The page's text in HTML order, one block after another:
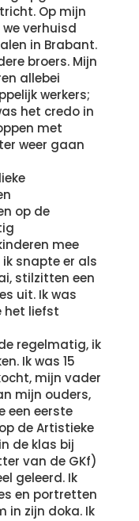
Op mijn
verhuisd
in Brabant.
broers. Mijn
allebei
werkers;
het credo in
met
weer gaan
op de
mee
snapte er als
stilzitten een
uit. Ik was
het liefst
regelmatig, ik
Ik was 15
mijn vader
mijn ouders,
een eerste
de Artistieke
de klas bij
van de GKf)
geleerd. Ik
en portretten
in zijn doka. Ik